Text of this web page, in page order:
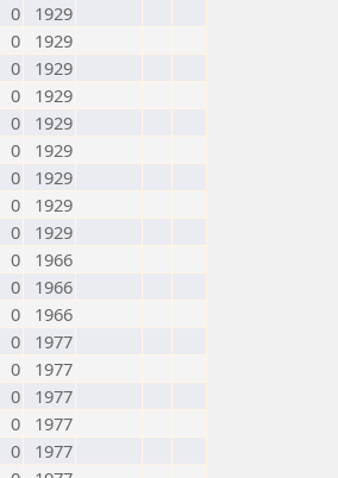
0
1929
0
1929
0
1929
0
1929
0
1929
0
1929
0
1929
0
1929
0
1929
0
1966
0
1966
0
1966
0
1977
0
1977
0
1977
0
1977
0
1977